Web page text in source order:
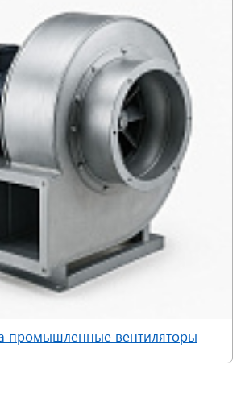
промышленные вентиляторы